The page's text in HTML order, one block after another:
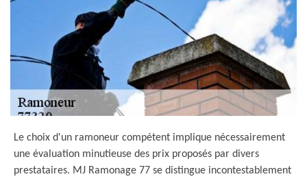
Le choix d'un ramoneur compétent implique nécessairement
une évaluation minutieuse des prix proposés par divers
prestataires. MJ Ramonage 77 se distingue incontestablement